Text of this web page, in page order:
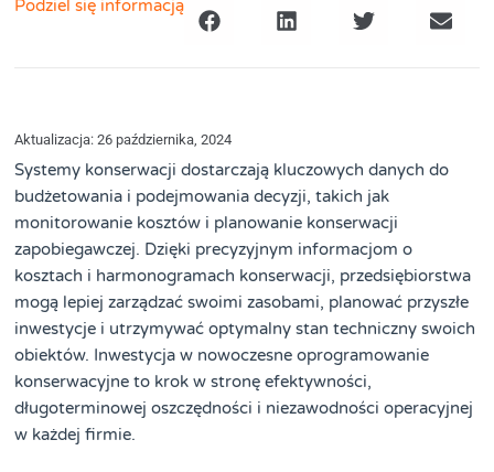
Podziel się informacją
Aktualizacja: 26 października, 2024
Systemy konserwacji dostarczają kluczowych danych do
budżetowania i podejmowania decyzji, takich jak
monitorowanie kosztów i planowanie konserwacji
zapobiegawczej. Dzięki precyzyjnym informacjom o
kosztach i harmonogramach konserwacji, przedsiębiorstwa
mogą lepiej zarządzać swoimi zasobami, planować przyszłe
inwestycje i utrzymywać optymalny stan techniczny swoich
obiektów. Inwestycja w nowoczesne oprogramowanie
konserwacyjne to krok w stronę efektywności,
długoterminowej oszczędności i niezawodności operacyjnej
w każdej firmie.